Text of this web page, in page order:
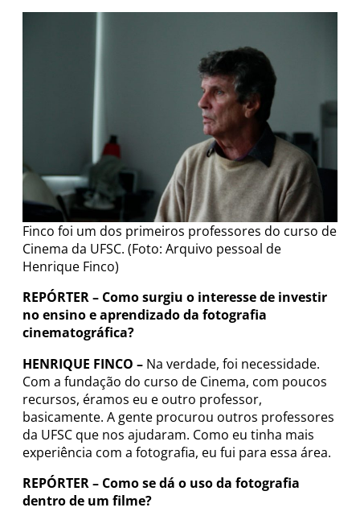
Finco foi um dos primeiros professores do curso de
Cinema da UFSC. (Foto: Arquivo pessoal de
Henrique Finco)
REPÓRTER – Como surgiu o interesse de investir
no ensino e aprendizado da fotografia
cinematográfica?
HENRIQUE FINCO – Na verdade, foi necessidade.
Com a fundação do curso de Cinema, com poucos
recursos, éramos eu e outro professor,
basicamente. A gente procurou outros professores
da UFSC que nos ajudaram. Como eu tinha mais
experiência com a fotografia, eu fui para essa área.
REPÓRTER – Como se dá o uso da fotografia
dentro de um filme?